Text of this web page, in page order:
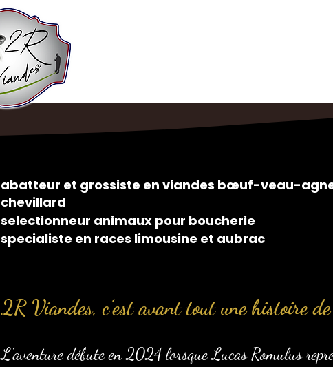
abatteur et grossiste en viandes bœuf-veau-
chevillard
selectionneur animaux pour boucherie
specialiste en races limousine et aubrac
2R Viandes, c’est avant tout une histoire
L’aventure débute en 2024 lorsque Lucas Romulus